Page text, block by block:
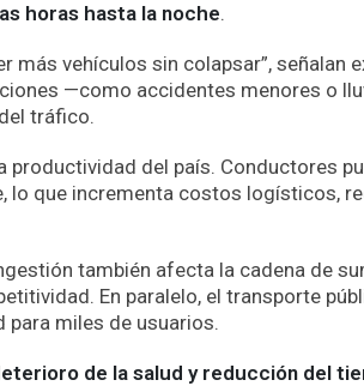
horas hasta la noche.
más vehículos sin colapsar”, señalan
—como accidentes menores o
tráfico.
del país. Conductores
lo que incrementa costos logísticos,
también afecta la cadena de
En paralelo, el transporte
miles de usuarios.
de la salud y reducción del